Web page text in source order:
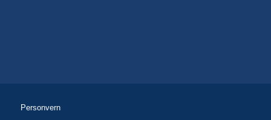
Personvern